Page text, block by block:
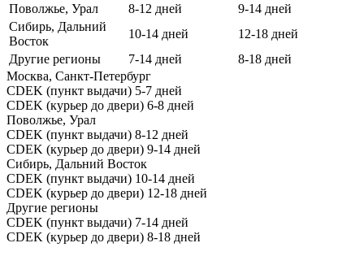
Поволжье, Урал
8-12 дней
9-14 дней
Сибирь, Дальний
Восток
10-14 дней
12-18 дней
Другие регионы
7-14 дней
8-18 дней
Москва, Санкт-Петербург
CDEK (пункт выдачи) 5-7 дней
CDEK (курьер до двери) 6-8 дней
Поволжье, Урал
CDEK (пункт выдачи) 8-12 дней
CDEK (курьер до двери) 9-14 дней
Сибирь, Дальний Восток
CDEK (пункт выдачи) 10-14 дней
CDEK (курьер до двери) 12-18 дней
Другие регионы
CDEK (пункт выдачи) 7-14 дней
CDEK (курьер до двери) 8-18 дней